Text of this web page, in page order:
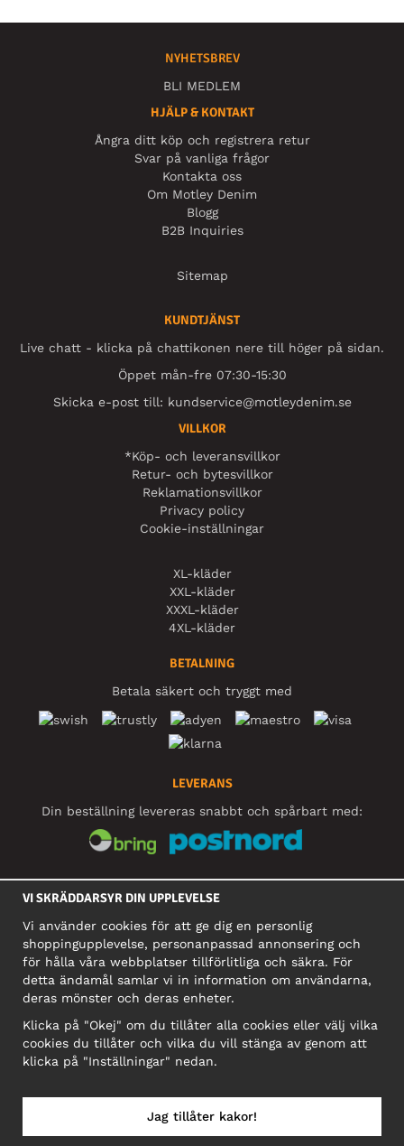
NYHETSBREV
BLI MEDLEM
HJÄLP & KONTAKT
Ångra ditt köp och registrera retur
Svar på vanliga frågor
Kontakta oss
Om Motley Denim
Blogg
B2B Inquiries
Sitemap
KUNDTJÄNST
Live chatt - klicka på chattikonen nere till höger på sidan.
Öppet mån-fre 07:30-15:30
Skicka e-post till: kundservice@motleydenim.se
VILLKOR
*Köp- och leveransvillkor
Retur- och bytesvillkor
Reklamationsvillkor
Privacy policy
Cookie-inställningar
XL-kläder
XXL-kläder
XXXL-kläder
4XL-kläder
BETALNING
Betala säkert och tryggt med
LEVERANS
Din beställning levereras snabbt och spårbart med:
SOCIALA MEDIER
FÖRETAG
Motley Denim Europe OÜ
Narva mnt 5, EE-10117 Tallinn
Org: 12356245, Momsnummer: SE502090048501
OBS! Skicka inte varureturer till denna adress!
VI SKRÄDDARSYR DIN UPPLEVELSE
Vi använder cookies för att ge dig en personlig
shoppingupplevelse, personanpassad annonsering och
för hålla våra webbplatser tillförlitliga och säkra. För
detta ändamål samlar vi in information om användarna,
deras mönster och deras enheter.
Klicka på "Okej" om du tillåter alla cookies eller välj vilka
cookies du tillåter och vilka du vill stänga av genom att
klicka på "Inställningar" nedan.
Jag tillåter kakor!